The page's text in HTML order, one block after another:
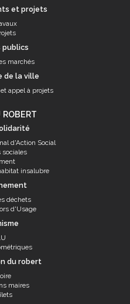
et projets
publics
marchés
de la ville
appel à projets
d'Action Social
sociales
insalubre
déchets
d'Usage
du robert
maires